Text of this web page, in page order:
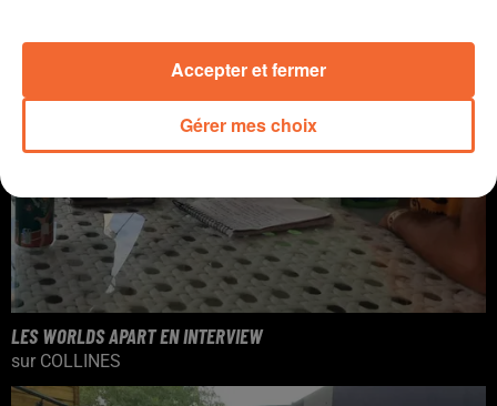
LES WORLDS APART EN INTERVIEW
sur COLLINES
Gérer mes choix
Accepter et fermer